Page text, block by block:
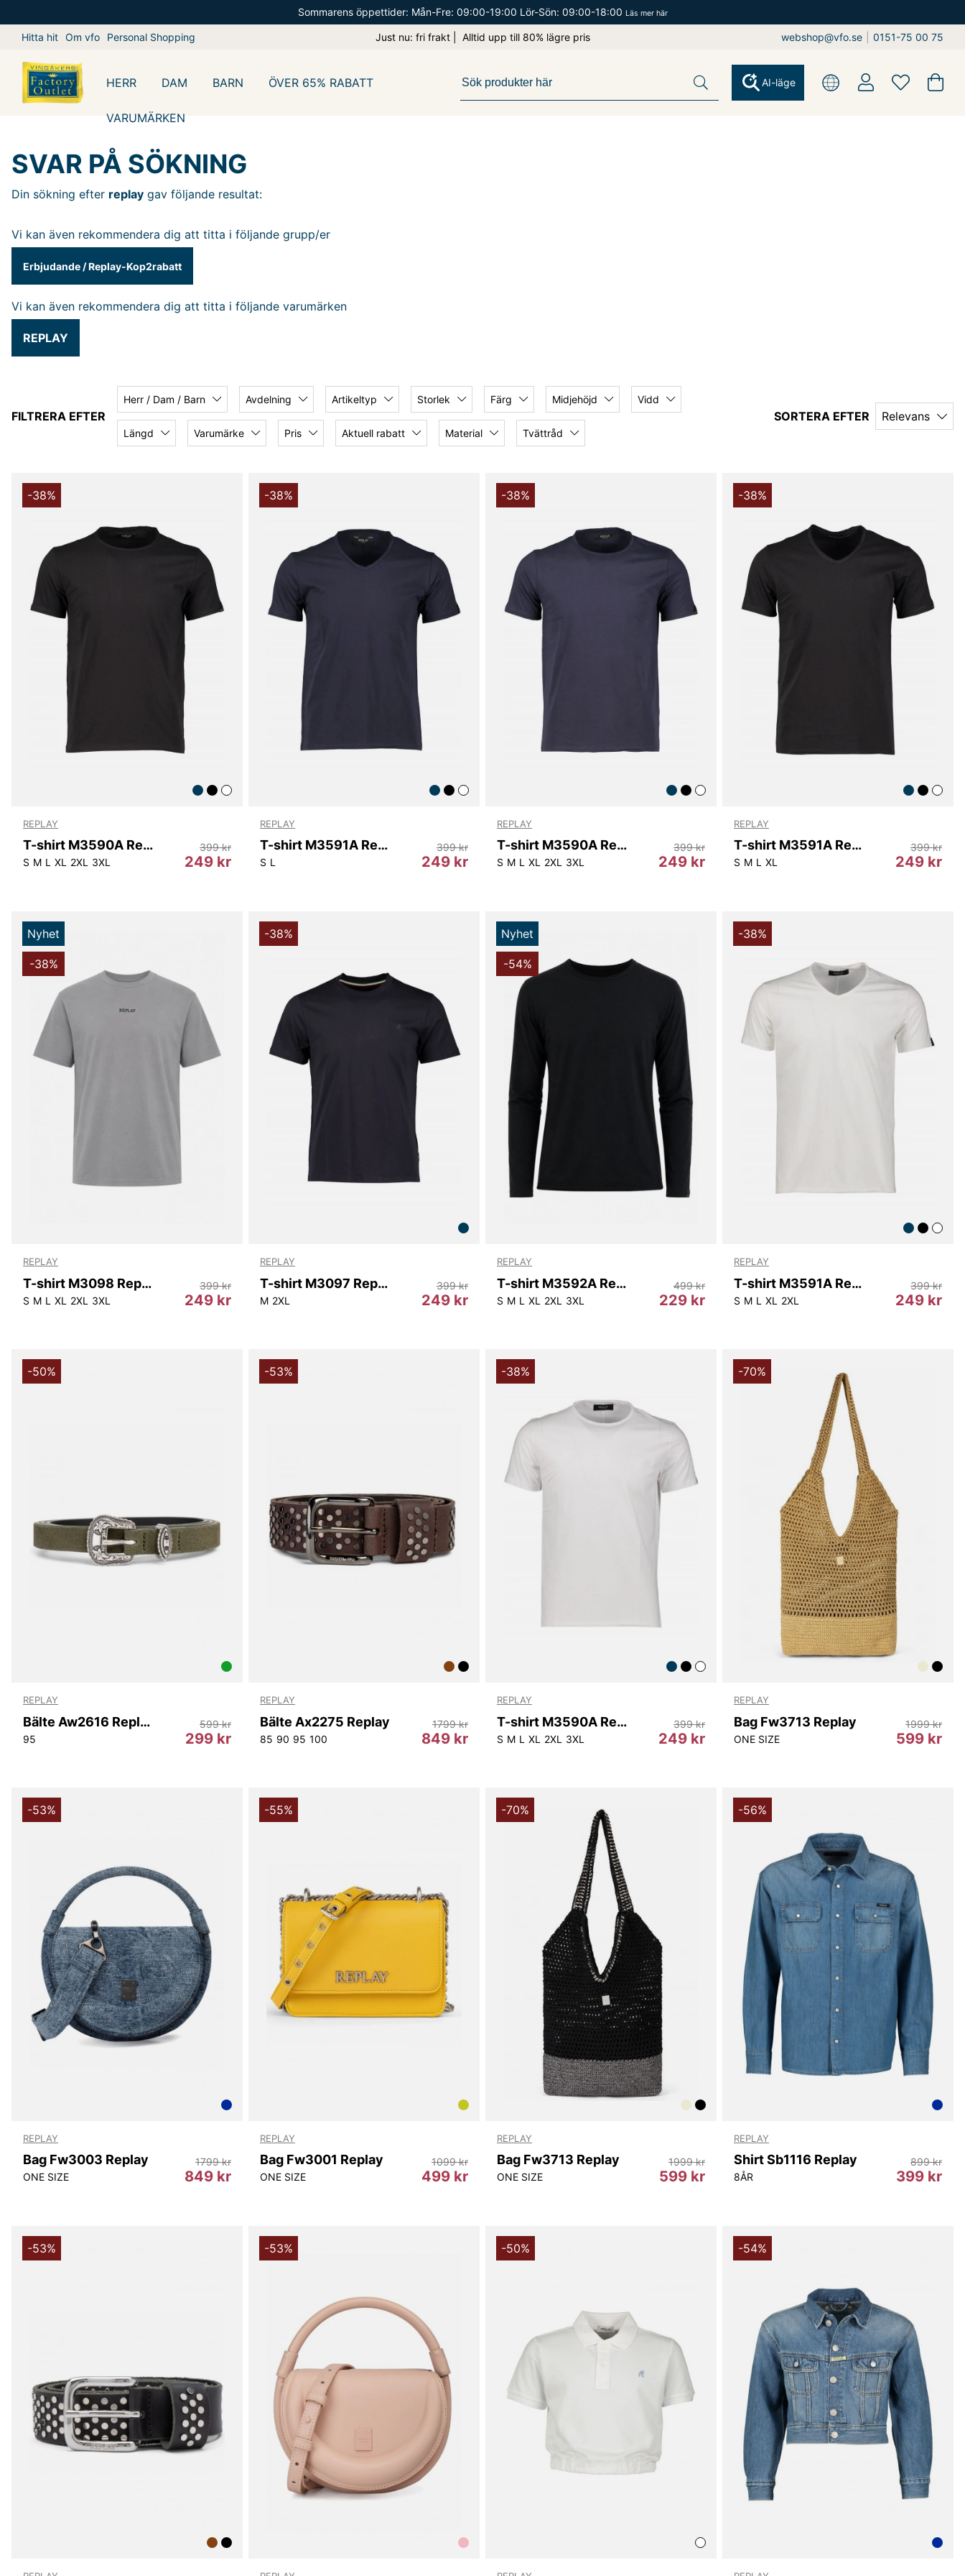
Sommarens öppettider: Mån-Fre: 09:00-19:00 Lör-Sön: 09:00-18:00 Läs mer här
Hitta hit Om vfo Personal Shopping Just nu: fri frakt | Alltid upp till 80% lägre pris webshop@vfo.se 0151-75 00 75
HERR DAM BARN ÖVER 65% RABATT
VARUMÄRKEN
AI-läge
SVAR PÅ SÖKNING
Din sökning efter replay gav följande resultat:
Vi kan även rekommendera dig att titta i följande grupp/er
Erbjudande /Replay-Kop2rabatt
Vi kan även rekommendera dig att titta i följande varumärken
REPLAY
FILTRERA EFTER
Herr / Dam / Barn Avdelning Artikeltyp Storlek Färg Midjehöjd Vidd
Längd Varumärke Pris Aktuell rabatt Material Tvättråd
SORTERA EFTER Relevans
-38%
REPLAY
T-shirt M3590A Replay
S M L XL 2XL 3XL 249 kr
399 kr
-38%
REPLAY
T-shirt M3591A Replay
S L 249 kr
399 kr
-38%
REPLAY
T-shirt M3590A Replay
S M L XL 2XL 3XL 249 kr
399 kr
-38%
REPLAY
T-shirt M3591A Replay
S M L XL 249 kr
399 kr
Nyhet
-38%
REPLAY
T-shirt M3098 Replay
S M L XL 2XL 3XL 249 kr
399 kr
-38%
REPLAY
T-shirt M3097 Replay
M 2XL 249 kr
399 kr
Nyhet
-54%
REPLAY
T-shirt M3592A Replay
S M L XL 2XL 3XL 229 kr
499 kr
-38%
REPLAY
T-shirt M3591A Replay
S M L XL 2XL 249 kr
399 kr
-50%
REPLAY
Bälte Aw2616 Replay
95 299 kr
599 kr
-53%
REPLAY
Bälte Ax2275 Replay
85 90 95 100 849 kr
1799 kr
-38%
REPLAY
T-shirt M3590A Replay
S M L XL 2XL 3XL 249 kr
399 kr
-70%
REPLAY
Bag Fw3713 Replay
ONE SIZE 599 kr
1999 kr
-53%
REPLAY
Bag Fw3003 Replay
ONE SIZE 849 kr
1799 kr
-55%
REPLAY
Bag Fw3001 Replay
ONE SIZE 499 kr
1099 kr
-70%
REPLAY
Bag Fw3713 Replay
ONE SIZE 599 kr
1999 kr
-56%
REPLAY
Shirt Sb1116 Replay
8ÅR 399 kr
899 kr
-53% -53% -50% -54%